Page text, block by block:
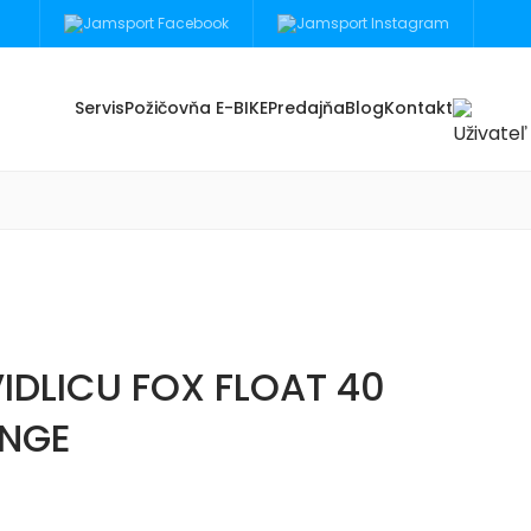
ServisPožičovňa E-BIKEPredajňaBlogKontakt
FOX FLOAT 40